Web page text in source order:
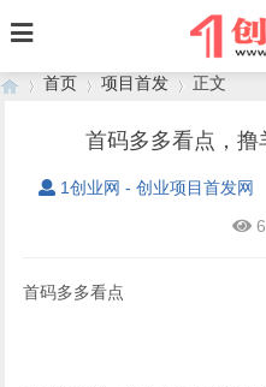
首页
›
项目首发
›
正文
首码多多看点，撸
1创业网 - 创业项目首发网
首码多多看点